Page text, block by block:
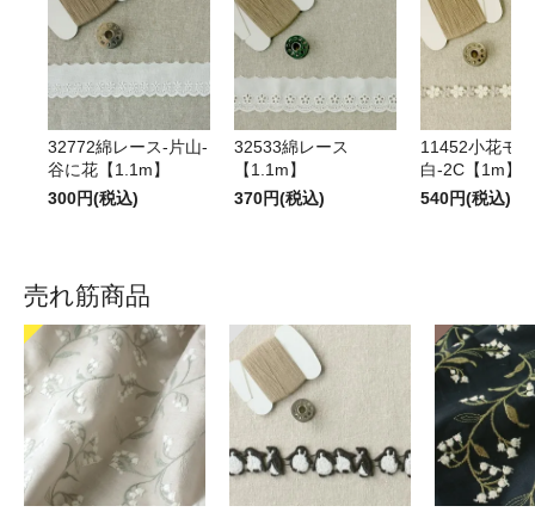
32772綿レース-片山-
谷に花【1.1m】
300円(税込)
32533綿レース
【1.1m】
370円(税込)
11452小花モカ
白-2C【1m】
540円(税込)
売れ筋商品